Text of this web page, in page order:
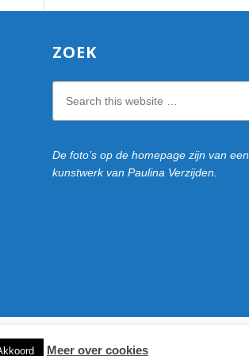
ZOEK
this
website
De foto’s op de homepage zijn van een
kunstwerk van Paulina Verzijden.
Meer over cookies